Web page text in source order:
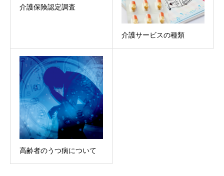
介護保険認定調査
介護サービスの種類
高齢者のうつ病について